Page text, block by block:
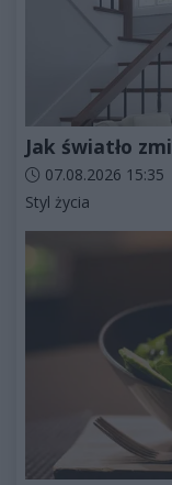
Jak światło
Data dodania
07.08.2026 15:35
Kategorie artykułu:
Styl życia